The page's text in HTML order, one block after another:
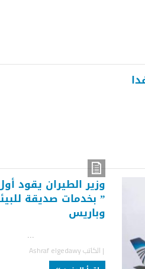
وزير الطيران يقود أول رحلة
” بخدمات صديقة للبيئة ”
| الكاتب Ashraf elgedawy